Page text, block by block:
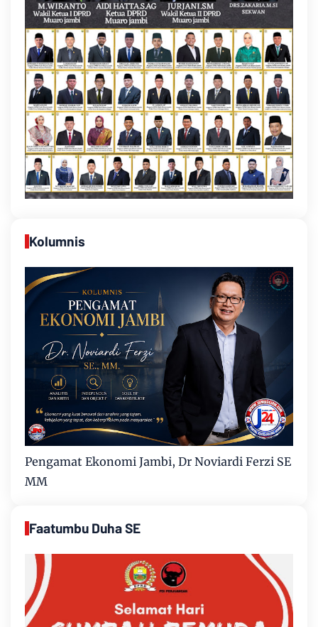
Kolumnis
Pengamat Ekonomi Jambi, Dr Noviardi Ferzi SE
MM
Faatumbu Duha SE